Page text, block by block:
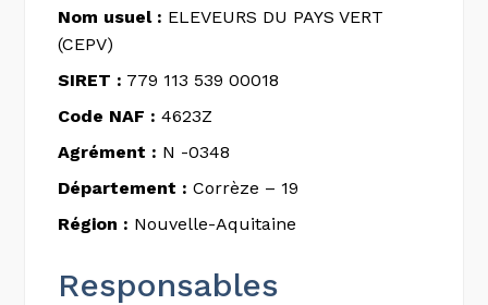
Nom usuel : ELEVEURS DU PAYS VERT
(CEPV)
SIRET : 779 113 539 00018
Code NAF : 4623Z
Agrément : N -0348
Département : Corrèze – 19
Région : Nouvelle-Aquitaine
Responsables